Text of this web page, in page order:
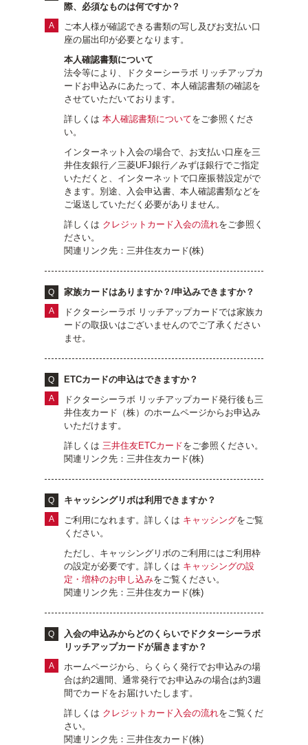
際、必須なものは何ですか？
ご本人様が確認できる書類の写し及びお支払い口
座の届出印が必要となります。
本人確認書類について
法令等により、ドクターシーラボ リッチアップカ
ードお申込みにあたって、本人確認書類の確認を
させていただいております。
詳しくは 本人確認書類についてをご参照くださ
い。
インターネット入会の場合で、お支払い口座を三
井住友銀行／三菱UFJ銀行／みずほ銀行でご指定
いただくと、インターネットで口座振替設定がで
きます。別途、入会申込書、本人確認書類などを
ご返送していただく必要がありません。
詳しくは クレジットカード入会の流れをご参照く
ださい。
関連リンク先：三井住友カード(株)
家族カードはありますか？/申込みできますか？
ドクターシーラボ リッチアップカードでは家族カ
ードの取扱いはございませんのでご了承ください
ませ。
ETCカードの申込はできますか？
ドクターシーラボ リッチアップカード発行後も三
井住友カード（株）のホームページからお申込み
いただけます。
詳しくは 三井住友ETCカードをご参照ください。
関連リンク先：三井住友カード(株)
キャッシングリボは利用できますか？
ご利用になれます。詳しくは キャッシングをご覧
ください。
ただし、キャッシングリボのご利用にはご利用枠
の設定が必要です。詳しくは キャッシングの設
定・増枠のお申し込みをご覧ください。
関連リンク先：三井住友カード(株)
入会の申込みからどのくらいでドクターシーラボ
リッチアップカードが届きますか？
ホームページから、らくらく発行でお申込みの場
合は約2週間、通常発行でお申込みの場合は約3週
間でカードをお届けいたします。
詳しくは クレジットカード入会の流れをご覧くだ
さい。
関連リンク先：三井住友カード(株)